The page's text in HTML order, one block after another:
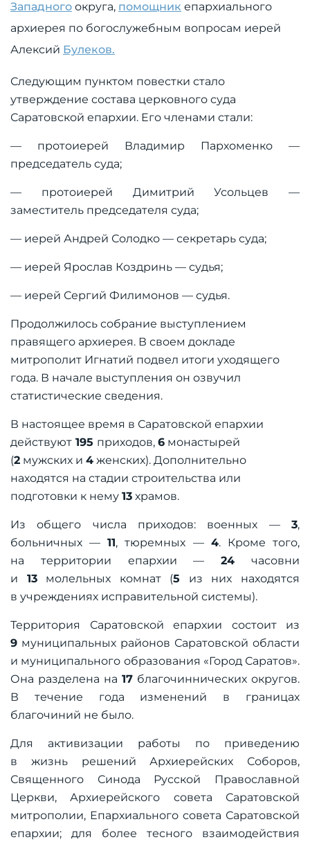
Западного округа, помощник епархиального
архиерея по богослужебным вопросам иерей
Алексий Булеков.
Следующим пунктом повестки стало
утверждение состава церковного суда
Саратовской епархии. Его членами стали:
— протоиерей Владимир Пархоменко —
председатель суда;
— протоиерей Димитрий Усольцев —
заместитель председателя суда;
— иерей Андрей Солодко — секретарь суда;
— иерей Ярослав Коздринь — судья;
— иерей Сергий Филимонов — судья.
Продолжилось собрание выступлением
правящего архиерея. В своем докладе
митрополит Игнатий подвел итоги уходящего
года. В начале выступления он озвучил
статистические сведения.
В настоящее время в Саратовской епархии
действуют 195 приходов, 6 монастырей
(2 мужских и 4 женских). Дополнительно
находятся на стадии строительства или
подготовки к нему 13 храмов.
Из общего числа приходов: военных — 3,
больничных —11, тюремных — 4. Кроме того,
на территории епархии —24 часовни
и 13молельных комнат (5 из них находятся
в учреждениях исправительной системы).
Территория Саратовской епархии состоит из
9 муниципальных районов Саратовской области
и муниципального образования «Город Саратов».
Она разделена на 17 благочиннических округов.
В течение года изменений в границах
благочиний не было.
Для активизации работы по приведению
в жизнь решений Архиерейских Соборов,
Священного Синода Русской Православной
Церкви, Архиерейского совета Саратовской
митрополии, Епархиального совета Саратовской
епархии; для более тесного взаимодействия